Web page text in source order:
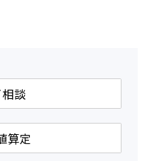
談
算定